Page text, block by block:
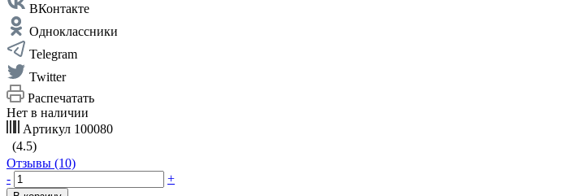
ВКонтакте
Одноклассники
Telegram
Twitter
Распечатать
Нет в наличии
Артикул 100080
(4.5)
Отзывы (10)
-
+